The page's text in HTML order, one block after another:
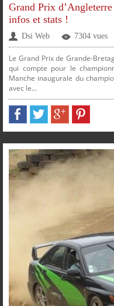
PLUS
SUR SUR SUR SUR
Grand Prix
infos et stats !
Dsi Web 7304 vues
Le Grand Prix de Grande-
qui compte pour le
Manche inaugurale du
avec le...